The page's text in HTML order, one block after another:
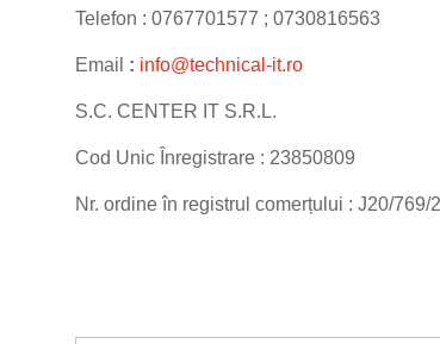
Telefon : 0767701577 ; 0730816563
Email : info@technical-it.ro
S.C. CENTER IT S.R.L.
Cod Unic Înregistrare : 23850809
Nr. ordine în registrul comerțului : J20/769/